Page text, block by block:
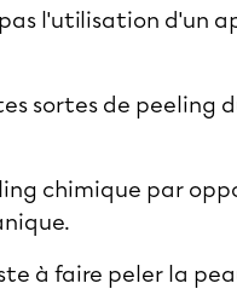
l'utilisation d'un
sortes de peeling
chimique par
à faire peler la